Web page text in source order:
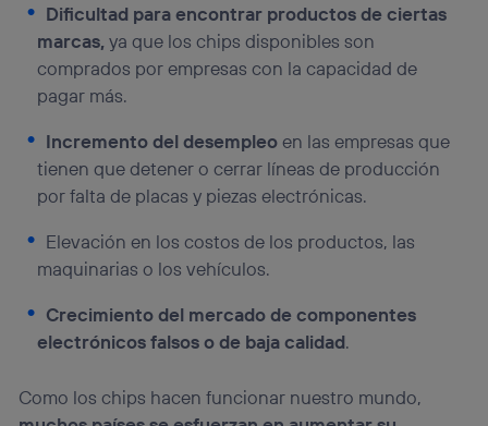
Dificultad para encontrar productos de ciertas
marcas,ya que los chips disponibles son
comprados por empresas con la capacidad de
pagar más.
Incremento del desempleoen las empresas que
tienen que detener o cerrar líneas de producción
por falta de placas y piezas electrónicas.
Elevación en los costos de los productos, las
maquinarias o los vehículos.
Crecimiento del mercado de componentes
electrónicos falsos o de baja calidad.
Como los chips hacen funcionar nuestro mundo,